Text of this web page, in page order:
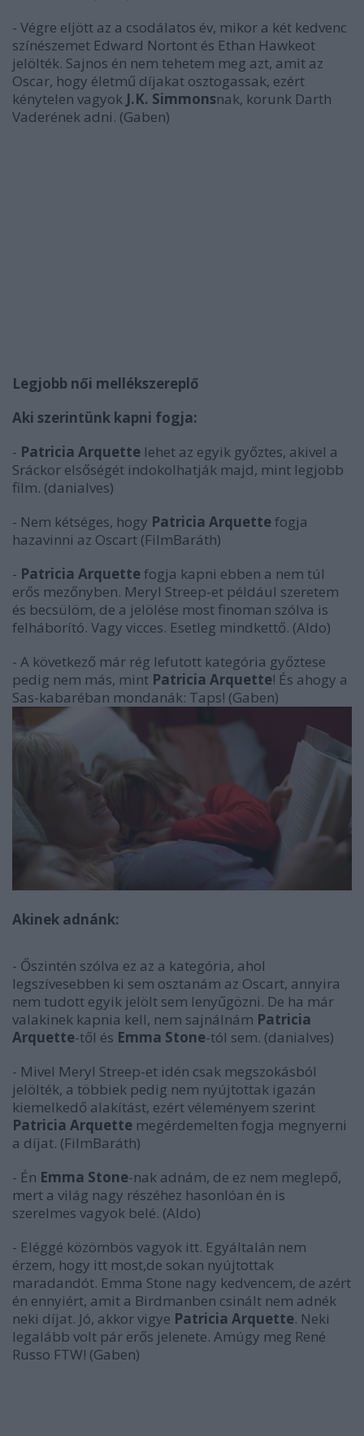
- Végre eljött az a csodálatos év, mikor a két kedvenc
színészemet Edward Nortont és Ethan Hawkeot
jelölték. Sajnos én nem tehetem meg azt, amit az
Oscar, hogy életmű díjakat osztogassak, ezért
kénytelen vagyok J.K. Simmonsnak, korunk Darth
Vaderének adni. (Gaben)
Legjobb női mellékszereplő
Aki szerintünk kapni fogja:
- Patricia Arquette lehet az egyik győztes, akivel a
Sráckor elsőségét indokolhatják majd, mint legjobb
film. (danialves)
- Nem kétséges, hogy Patricia Arquettefogja
hazavinni az Oscart (FilmBaráth)
- Patricia Arquettefogja kapni ebben a nem túl
erős mezőnyben. Meryl Streep-et például szeretem
és becsülöm, de a jelölése most finoman szólva is
felháborító. Vagy vicces. Esetleg mindkettő. (Aldo)
- A következő már rég lefutott kategória győztese
pedig nem más, mint Patricia Arquette! És ahogy a
Sas-kabaréban mondanák: Taps! (Gaben)
Akinek adnánk:
- Őszintén szólva ez az a kategória, ahol
legszívesebben ki sem osztanám az Oscart, annyira
nem tudott egyik jelölt sem lenyűgözni. De ha már
valakinek kapnia kell, nem sajnálnám Patricia
Arquette-től és Emma Stone-tól sem. (danialves)
- Mivel Meryl Streep-et idén csak megszokásból
jelölték, a többiek pedig nem nyújtottak igazán
kiemelkedő alakítást, ezért véleményem szerint
Patricia Arquette megérdemelten fogja megnyerni
a díjat. (FilmBaráth)
- Én Emma Stone-nak adnám, de ez nem meglepő,
mert a világ nagy részéhez hasonlóan én is
szerelmes vagyok belé. (Aldo)
- Eléggé közömbös vagyok itt. Egyáltalán nem
érzem, hogy itt most,de sokan nyújtottak
maradandót. Emma Stone nagy kedvencem, de azért
én ennyiért, amit a Birdmanben csinált nem adnék
neki díjat. Jó, akkor vigye Patricia Arquette. Neki
legalább volt pár erős jelenete. Amúgy meg René
Russo FTW! (Gaben)